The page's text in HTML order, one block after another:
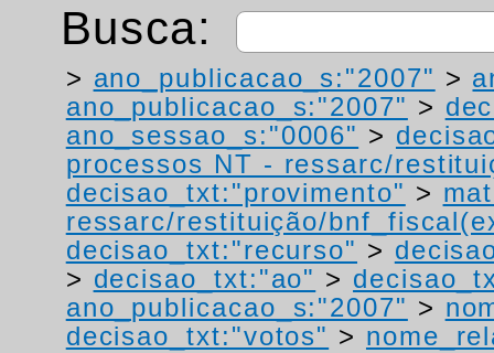
Busca:
> ano_publicacao_s:"2007" >
ano_publicacao_s:"2007" >
ano_sessao_s:"0006" >
processos NT - ressarc/
decisao_txt:"provimento" >
ressarc/restituição/
decisao_txt:"recurso" >
> decisao_txt:"ao" >
ano_publicacao_s:"2007" >
decisao_txt:"votos" >